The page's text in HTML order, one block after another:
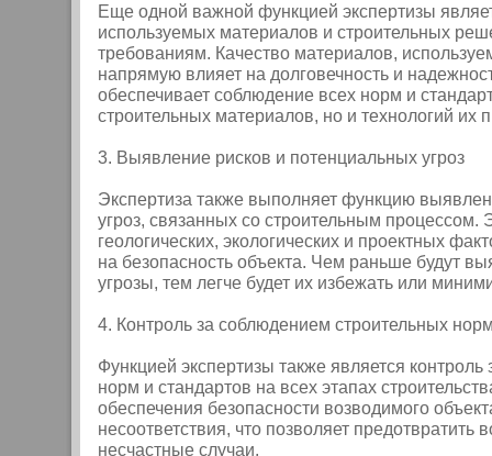
Еще одной важной функцией экспертизы
используемых материалов и строительных
требованиям. Качество материалов,
напрямую влияет на долговечность и
обеспечивает соблюдение всех норм и
строительных материалов, но и технологий их
3. Выявление рисков и потенциальных угроз
Экспертиза также выполняет функцию
угроз, связанных со строительным процессом.
геологических, экологических и проектных
на безопасность объекта. Чем раньше будут
угрозы, тем легче будет их избежать или
4. Контроль за соблюдением строительных
Функцией экспертизы также является
норм и стандартов на всех этапах
обеспечения безопасности возводимого
несоответствия, что позволяет
несчастные случаи.